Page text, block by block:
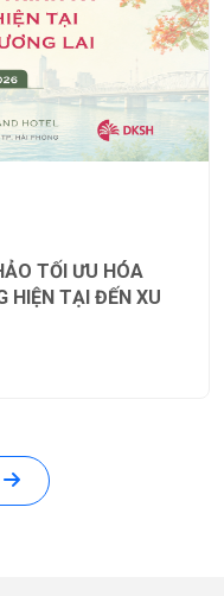
TỐI ƯU HÓA
HIỆN TẠI ĐẾN XU